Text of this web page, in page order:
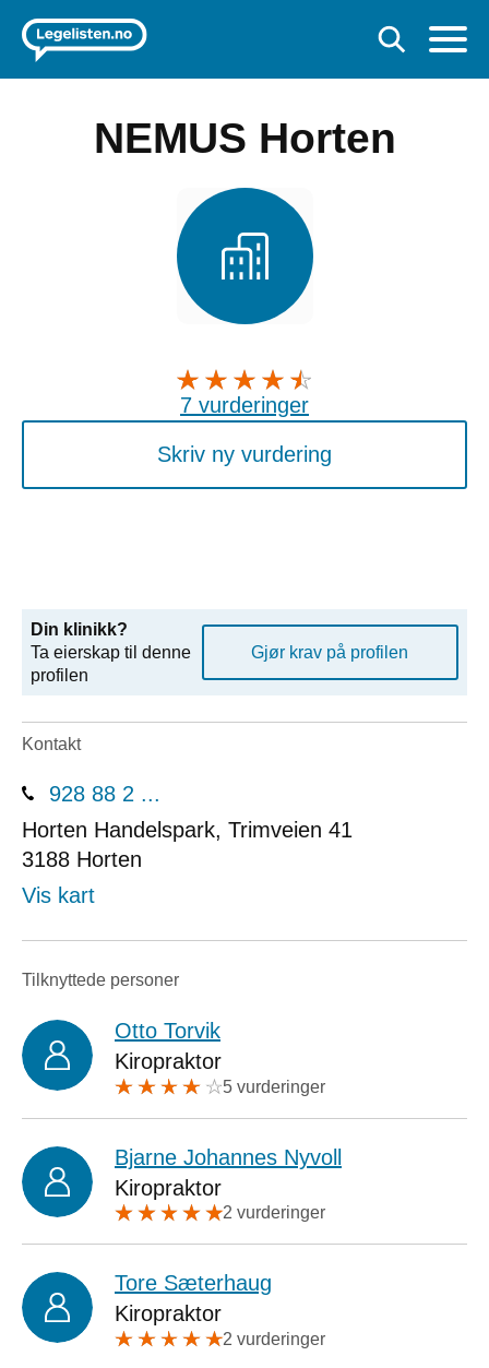
NEMUS Horten
7 vurderinger
Skriv ny vurdering
Din klinikk?
Ta eierskap til denne
profilen
Gjør krav på profilen
Kontakt
928 88 2 ...
Horten Handelspark, Trimveien 41
3188 Horten
Vis kart
Tilknyttede personer
Otto Torvik
Kiropraktor
5 vurderinger
Bjarne Johannes Nyvoll
Kiropraktor
2 vurderinger
Tore Sæterhaug
Kiropraktor
2 vurderinger